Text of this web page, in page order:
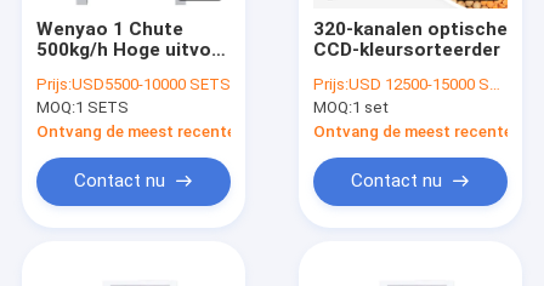
Wenyao 1 Chute
500kg/h Hoge uitvoer
geroosterde
koffiebonen Kleur
sorteren machine
Groene bonen kleur
sorteren
Prijs:USD5500-10000 SETS
MOQ:1 SETS
Ontvang de meest recente Prijs
Contact nu
320-kanalen optische
CCD-kleursorteerder
Prijs:USD 12500-15000 SETS
MOQ:1 set
Ontvang de meest recente
Contact nu